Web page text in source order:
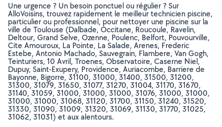
Une urgence ? Un besoin ponctuel ou régulier ? Sur
AlloVoisins, trouvez rapidement le meilleur technicien piscine,
particulier ou professionnel, pour nettoyer une piscine sur la
ville de Toulouse (Dalbade, Occitane, Roucoule, Ravelin,
Deltour, Grand Selve, Ozenne, Poulenc, Belfort, Pouvourville,
Cite Amouroux, La Pointe, La Salade, Arenes, Frederic
Estebe, Antonio Machado, Sauvegrain, Flambere, Van Gogh,
Teinturiers, 10 Avril, Troenes, Observatoire, Caserne Niel,
Dupuy, Saint-Exupery, Providence, Auriacombe, Barriere de
Bayonne, Bigorre, 31100, 31000, 31400, 31500, 31200,
31300, 31079, 31650, 31077, 31270, 31004, 31170, 31670,
31140, 31059, 31000, 31000, 31000, 31076, 31000, 31000,
31000, 31000, 31068, 31120, 31700, 31150, 31240, 31520,
31330, 31090, 31009, 31320, 31069, 31130, 31770, 31025,
31062, 31031) et aux alentours.